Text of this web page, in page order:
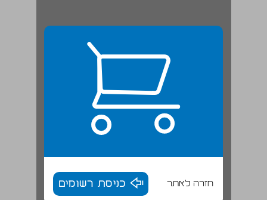
חזרה לאתר כניסת רשומים